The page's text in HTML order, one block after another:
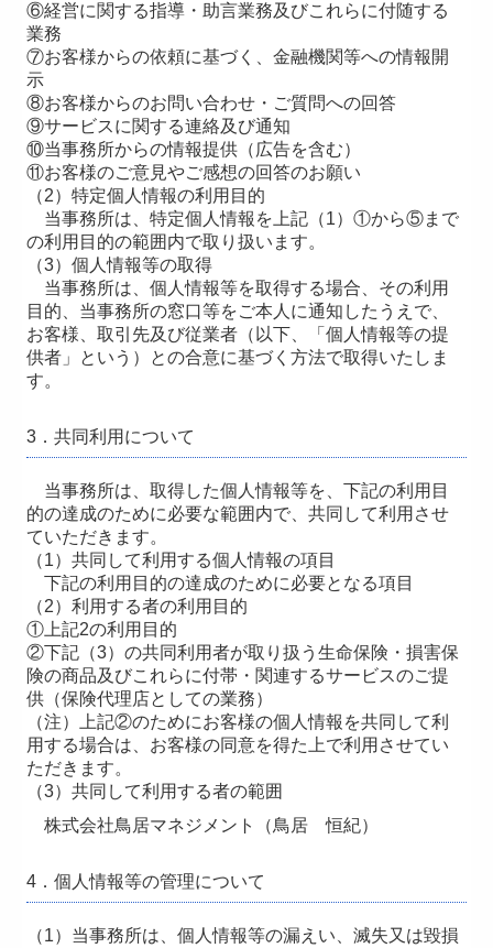
⑥経営に関する指導・助言業務及びこれらに付随する
業務
⑦お客様からの依頼に基づく、金融機関等への情報開
示
⑧お客様からのお問い合わせ・ご質問への回答
⑨サービスに関する連絡及び通知
⑩当事務所からの情報提供（広告を含む）
⑪お客様のご意見やご感想の回答のお願い
（2）特定個人情報の利用目的
当事務所は、特定個人情報を上記（1）①から⑤まで
の利用目的の範囲内で取り扱います。
（3）個人情報等の取得
当事務所は、個人情報等を取得する場合、その利用
目的、当事務所の窓口等をご本人に通知したうえで、
お客様、取引先及び従業者（以下、「個人情報等の提
供者」という）との合意に基づく方法で取得いたしま
す。
3．共同利用について
当事務所は、取得した個人情報等を、下記の利用目
的の達成のために必要な範囲内で、共同して利用させ
ていただきます。
（1）共同して利用する個人情報の項目
下記の利用目的の達成のために必要となる項目
（2）利用する者の利用目的
①上記2の利用目的
②下記（3）の共同利用者が取り扱う生命保険・損害保
険の商品及びこれらに付帯・関連するサービスのご提
供（保険代理店としての業務）
（注）上記②のためにお客様の個人情報を共同して利
用する場合は、お客様の同意を得た上で利用させてい
ただきます。
（3）共同して利用する者の範囲
株式会社鳥居マネジメント（鳥居 恒紀）
4．個人情報等の管理について
（1）当事務所は、個人情報等の漏えい、滅失又は毀損